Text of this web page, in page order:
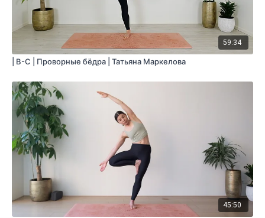
59:34
| В-С | Проворные бёдра | Татьяна Маркелова
45:50